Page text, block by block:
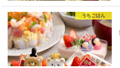
うちごはん